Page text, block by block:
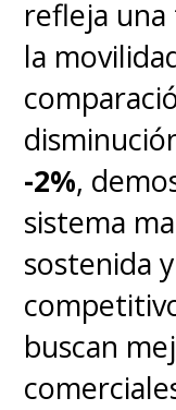
Para que
idea, el
$550.000
que
pesos
refleja una
la
-2%,
sistema
sostenida
buscan